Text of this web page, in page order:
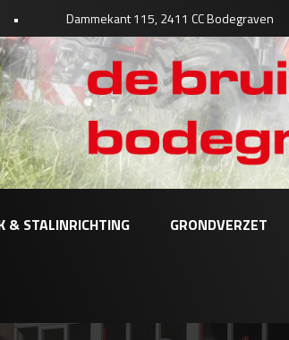
• Dammekant 115, 2411 CC Bodegraven
& STALINRICHTING GRONDVERZET